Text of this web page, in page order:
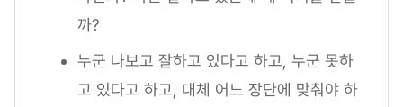
까?
누군 나보고 잘하고 있다고 하고, 누군 못하
고 있다고 하고, 대체 어느 장단에 맞춰야 하